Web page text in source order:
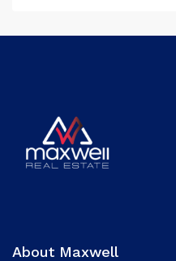
About Maxwell